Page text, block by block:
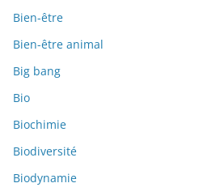
Bien-être
Bien-être animal
Big bang
Bio
Biochimie
Biodiversité
Biodynamie